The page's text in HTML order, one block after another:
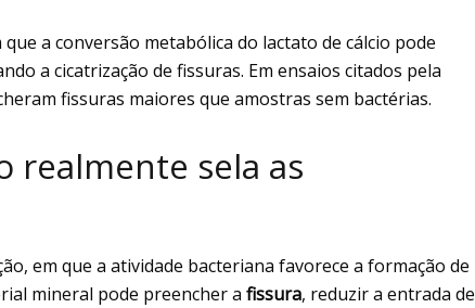
que a conversão metabólica do lactato de cálcio pode
a cicatrização de fissuras. Em ensaios citados pela
fissuras maiores que amostras sem bactérias.
realmente sela as
em que a atividade bacteriana favorece a formação de
mineral pode preencher a fissura, reduzir a entrada de